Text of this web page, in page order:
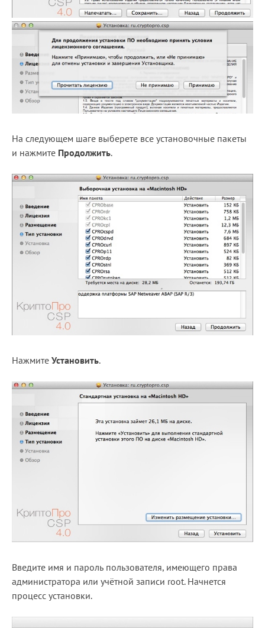
На следующем шаге выберете все установочные пакеты
и нажмите Продолжить.
Нажмите Установить.
Введите имя и пароль пользователя, имеющего права
администратора или учётной записи root. Начнется
процесс установки.